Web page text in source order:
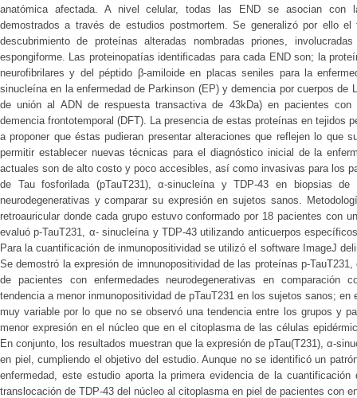
anatómica afectada. A nivel celular, todas las END se asocian con
demostrados a través de estudios postmortem. Se generalizó por ello el
descubrimiento de proteínas alteradas nombradas priones,
espongiforme. Las proteinopatías identificadas para cada END son; la
neurofibrilares y del péptido β-amiloide en placas seniles para la
sinucleína en la enfermedad de Parkinson (EP) y demencia por cuerpos de
de unión al ADN de respuesta transactiva de 43kDa) en pacientes
demencia frontotemporal (DFT). La presencia de estas proteínas en tejidos
a proponer que éstas pudieran presentar alteraciones que reflejen lo que
permitir establecer nuevas técnicas para el diagnóstico inicial de la
actuales son de alto costo y poco accesibles, así como invasivas para los
de Tau fosforilada (pTauT231), α-sinucleína y TDP-43 en biopsias
neurodegenerativas y comparar su expresión en sujetos sanos.
retroauricular donde cada grupo estuvo conformado por 18 pacientes con
evaluó p-TauT231, α- sinucleína y TDP-43 utilizando anticuerpos
Para la cuantificación de inmunopositividad se utilizó el software ImageJ
Se demostró la expresión de imnunopositividad de las proteínas p-
de pacientes con enfermedades neurodegenerativas en comparación
tendencia a menor inmunopositividad de pTauT231 en los sujetos sanos;
muy variable por lo que no se observó una tendencia entre los grupos y
menor expresión en el núcleo que en el citoplasma de las células
En conjunto, los resultados muestran que la expresión de pTau(T231), α-
en piel, cumpliendo el objetivo del estudio. Aunque no se identificó un
enfermedad, este estudio aporta la primera evidencia de la
translocación de TDP-43 del núcleo al citoplasma en piel de pacientes con